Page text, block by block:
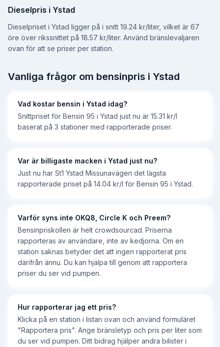
Dieselpris i Ystad
Dieselpriset i Ystad ligger på i snitt 19.24 kr/liter, vilket är 67
öre över rikssnittet på 18.57 kr/liter. Använd bränslevaljaren
ovan för att se priser per station.
Vanliga frågor om bensinpris i Ystad
Vad kostar bensin i Ystad idag?
Snittpriset för Bensin 95 i Ystad just nu är 15.31 kr/l
baserat på 3 stationer med rapporterade priser.
Var är billigaste macken i Ystad just nu?
Just nu har St1 Ystad Missunavägen det lägsta
rapporterade priset på 14.04 kr/l för Bensin 95 i Ystad.
Varför syns inte OKQ8, Circle K och Preem?
Bensinpriskollen är helt crowdsourcad. Priserna
rapporteras av användare, inte av kedjorna. Om en
station saknas betyder det att ingen rapporterat pris
därifrån ännu. Du kan hjälpa till genom att rapportera
priser du ser vid pumpen.
Hur rapporterar jag ett pris?
Klicka på en station i listan ovan och använd formuläret
"Rapportera pris". Ange bränsletyp och pris per liter som
du ser vid pumpen. Ditt bidrag hjälper andra bilister i